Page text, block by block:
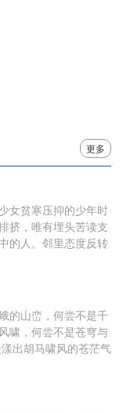
更多
女贫寒压抑的少年时
挤，唯有埋头苦读支
的人。邻里态度反转
的山峦，何尝不是千
啸，何尝不是苍穹与
出胡马啸风的苍茫气